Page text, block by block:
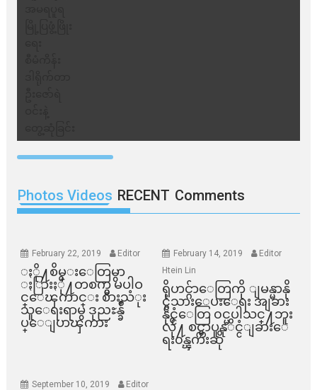
Photos Videos RECENT Comments
February 22, 2019 Editor
ႏို႔စိမ္းေတြမွာ
ႏြားႏို႔တစက္မွ မပါဝ
င္ေၾကာင္း စားသံုး
သူေရးရာမွ ဒုညႊန္ခ်ဳ
ပ္ေျပာၾကား
February 14, 2019
Editor
Htein Lin
ရိုဟင္ဂ်ာေတြကို ျမန္မာနို
င္ငံသားေပးေရး အျခား
နိုင္ငံေတြ ၀င္မပါသင္႔ဘူး
လို႔ စင္ကာပူနုိင္ငံျခားေ
ရး၀န္ၾကီးဆို
September 10, 2019
Editor